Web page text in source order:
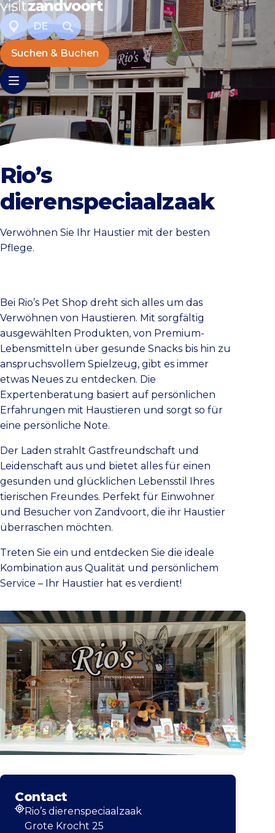
DE
Suchen & Buchen
Rio’s
dierenspeciaalzaak
Verwöhnen Sie Ihr Haustier mit der besten
Pflege.
Bei Rio’s Pet Shop dreht sich alles um das
Verwöhnen von Haustieren. Mit sorgfältig
ausgewählten Produkten, von Premium-
Lebensmitteln über gesunde Snacks bis hin zu
anspruchsvollem Spielzeug, gibt es immer
etwas Neues zu entdecken. Die
Expertenberatung basiert auf persönlichen
Erfahrungen mit Haustieren und sorgt so für
eine persönliche Note.
Der Laden strahlt Gastfreundschaft und
Leidenschaft aus und bietet alles für einen
gesunden und glücklichen Lebensstil Ihres
tierischen Freundes. Perfekt für Einwohner
und Besucher von Zandvoort, die ihr Haustier
überraschen möchten.
Treten Sie ein und entdecken Sie die ideale
Kombination aus Qualität und persönlichem
Service – Ihr Haustier hat es verdient!
Contact
Adresse
Rio’s dierenspeciaalzaak
Grote Krocht 25